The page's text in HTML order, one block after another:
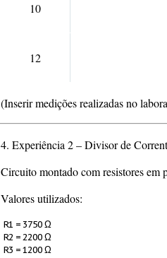
10
12
(Inserir medições realizadas no
4. Experiência 2 – Divisor de
Circuito montado com resistores em
Valores utilizados:
R1 = 3750 Ω
R2 = 2200 Ω
R3 = 1200 Ω